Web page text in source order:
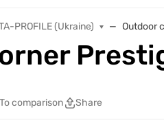
PROFILE (Ukraine) Outdoor
To comparison Share